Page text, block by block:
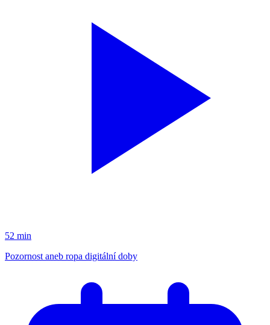
52 min
Pozornost aneb ropa digitální doby